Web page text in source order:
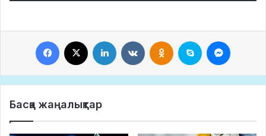
Facebook LinkedIn VKontakteOdnoklassniki
Skype
Басқа жаңалықтар